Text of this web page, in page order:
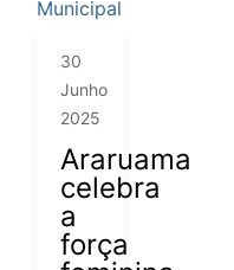
30
Junho
2025
Araruama
celebra
a
força